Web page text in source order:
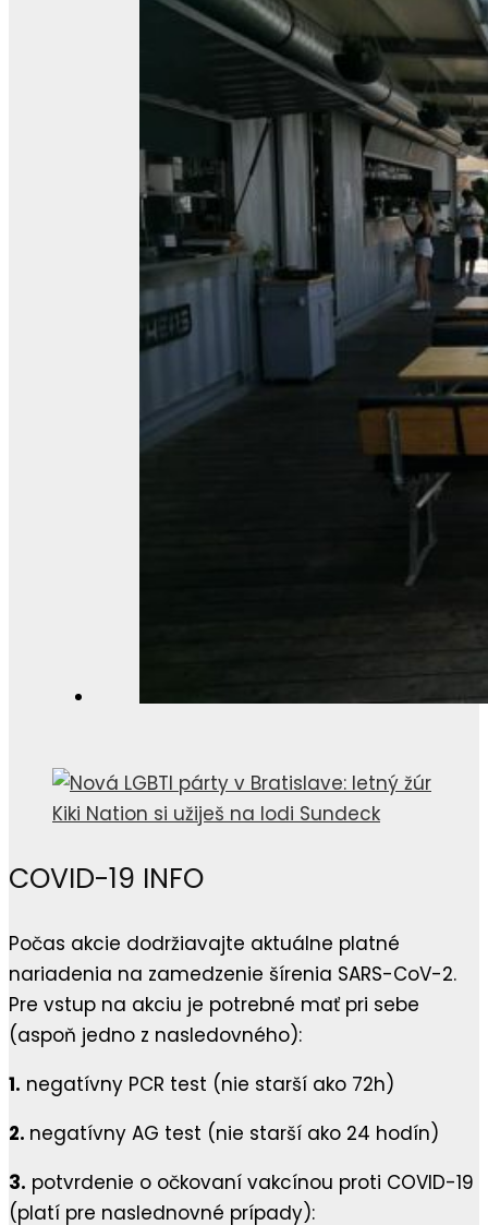
COVID-19 INFO
Počas akcie dodržiavajte aktuálne platné
nariadenia na zamedzenie šírenia SARS-CoV-2.
Pre vstup na akciu je potrebné mať pri sebe
(aspoň jedno z nasledovného):
1. negatívny PCR test (nie starší ako 72h)
2. negatívny AG test (nie starší ako 24 hodín)
3. potvrdenie o očkovaní vakcínou proti COVID-19
(platí pre naslednovné prípady):